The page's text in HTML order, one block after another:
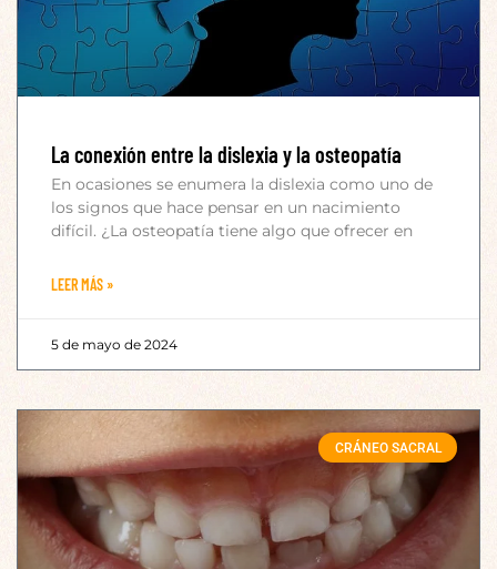
La conexión entre la dislexia y la osteopatía
En ocasiones se enumera la dislexia como uno de
los signos que hace pensar en un nacimiento
difícil. ¿La osteopatía tiene algo que ofrecer en
LEER MÁS »
5 de mayo de 2024
CRÁNEO SACRAL